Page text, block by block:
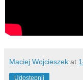
Maciej Wojcieszek at
Udostępnij